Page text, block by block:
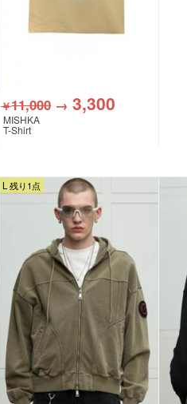
￥11,000→3,300
MISHKA
T-Shirt
L 残り1点